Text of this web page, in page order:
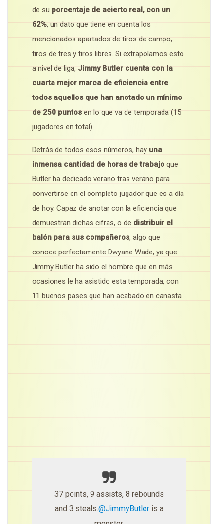
de su porcentaje de acierto real, con un
62%, un dato que tiene en cuenta los
mencionados apartados de tiros de campo,
tiros de tres y tiros libres. Si extrapolamos esto
a nivel de liga, Jimmy Butler cuenta con la
cuarta mejor marca de eficiencia entre
todos aquellos que han anotado un mínimo
de 250 puntos en lo que va de temporada (15
jugadores en total).
Detrás de todos esos números, hay una
inmensa cantidad de horas de trabajo que
Butler ha dedicado verano tras verano para
convertirse en el completo jugador que es a día
de hoy. Capaz de anotar con la eficiencia que
demuestran dichas cifras, o de distribuir el
balón para sus compañeros, algo que
conoce perfectamente Dwyane Wade, ya que
Jimmy Butler ha sido el hombre que en más
ocasiones le ha asistido esta temporada, con
11 buenos pases que han acabado en canasta.
37 points, 9 assists, 8 rebounds
and 3 steals.@JimmyButleris a